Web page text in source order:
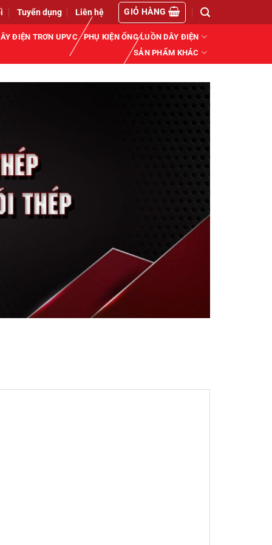
Tuyển dụng Liên hệ GIỎ HÀNG
ĐIỆN TRƠN UPVC
PHỤ KIỆN ỐNG LUỒN DÂY ĐIỆN
SẢN PHẨM KHÁC